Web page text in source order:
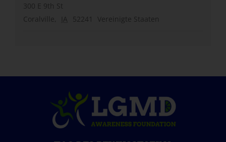
300 E 9th St
Coralville
IA 52241 Vereinigte Staaten